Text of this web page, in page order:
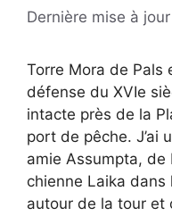
Dernière mise à
Torre Mora de Pals
défense du XVIe
intacte près de la
port de pêche. J’ai
amie Assumpta, de
chienne Laika
autour de la tour et